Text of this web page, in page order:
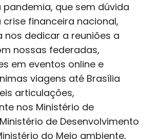
que sem dúvida
financeira nacional,
nos dedicar a reuniões a
nossas federadas,
em eventos online e
viagens até Brasília
articulações,
nos Ministério de
de Desenvolvimento
do Meio ambiente,